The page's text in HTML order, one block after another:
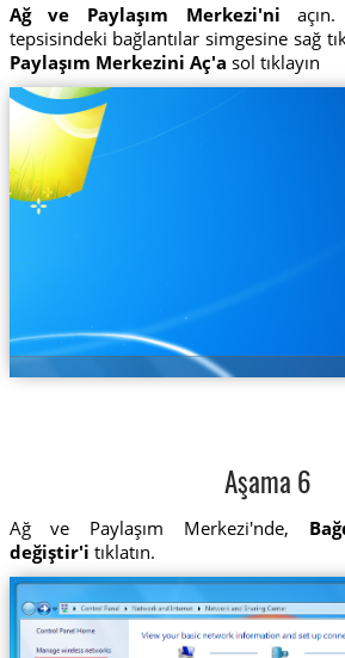
Ağ ve Paylaşım Merkezi'ni
tepsisindeki bağlantılar simgesine sağ
Paylaşım Merkezini Aç'a sol tıklayın
Aşama 6
Ağ ve Paylaşım Merkezi'nde,
değiştir'i tıklatın.